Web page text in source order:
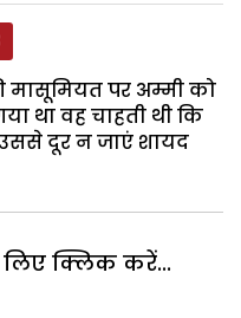
मासूमियत पर अम्मी को
था वह चाहती थी कि
दूर न जाएं शायद
क्लिक करें...